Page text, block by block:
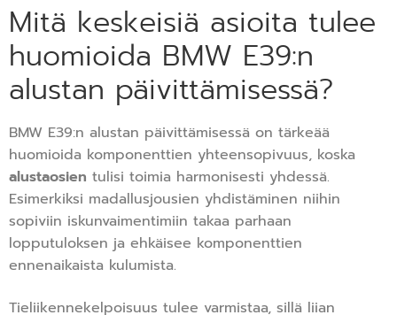
Mitä keskeisiä asioita tulee
huomioida BMW E39:n
alustan päivittämisessä?
BMW E39:n alustan päivittämisessä on tärkeää
huomioida komponenttien yhteensopivuus, koska
alustaosien tulisi toimia harmonisesti yhdessä.
Esimerkiksi madallusjousien yhdistäminen niihin
sopiviin iskunvaimentimiin takaa parhaan
lopputuloksen ja ehkäisee komponenttien
ennenaikaista kulumista.
Tieliikennekelpoisuus tulee varmistaa, sillä liian